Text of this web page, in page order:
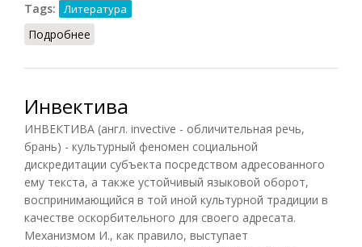
Tags:
Литература
Подробнее
Инвектива
ИНВЕКТИВА (англ. invective - обличительная речь,
брань) - культурный феномен социальной
дискредитации субъекта посредством адресованного
ему текста, а также устойчивый языковой оборот,
воспринимающийся в той иной культурной традиции в
качестве оскорбительного для своего адресата.
Механизмом И., как правило, выступает